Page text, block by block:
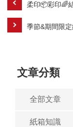
柔印📦彩印🌈
季節&期間限
文章分類
全部文章
紙箱知識